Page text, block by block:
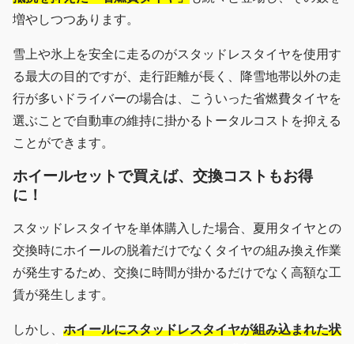
増やしつつあります。
雪上や氷上を安全に走るのがスタッドレスタイヤを使用す
る最大の目的ですが、走行距離が長く、降雪地帯以外の走
行が多いドライバーの場合は、こういった省燃費タイヤを
選ぶことで自動車の維持に掛かるトータルコストを抑える
ことができます。
ホイールセットで買えば、交換コストもお得
に！
スタッドレスタイヤを単体購入した場合、夏用タイヤとの
交換時にホイールの脱着だけでなくタイヤの組み換え作業
が発生するため、交換に時間が掛かるだけでなく高額な工
賃が発生します。
しかし、 ホイールにスタッドレスタイヤが組み込まれた状